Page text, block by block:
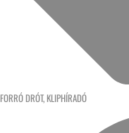
FORRÓ DRÓT, KLIPHÍRADÓ